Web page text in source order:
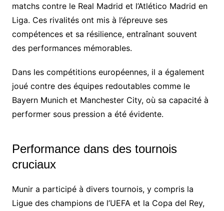
matchs contre le Real Madrid et l’Atlético Madrid en
Liga. Ces rivalités ont mis à l’épreuve ses
compétences et sa résilience, entraînant souvent
des performances mémorables.
Dans les compétitions européennes, il a également
joué contre des équipes redoutables comme le
Bayern Munich et Manchester City, où sa capacité à
performer sous pression a été évidente.
Performance dans des tournois
cruciaux
Munir a participé à divers tournois, y compris la
Ligue des champions de l’UEFA et la Copa del Rey,